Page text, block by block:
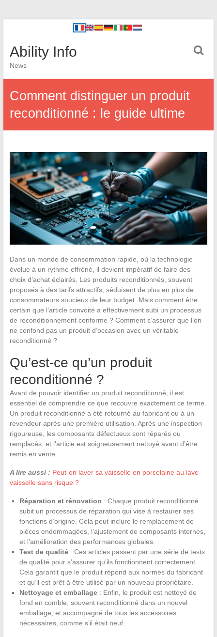
Ability Info
News
Comment distinguer un produit
reconditionné : le guide ultime
Dans un monde de consommation rapide, où la technologie
évolue à un rythme effréné, il devient impératif de faire des
choix d’achat éclairés. Les produits reconditionnés, souvent
proposés à des tarifs attractifs, séduisent de plus en plus de
consommateurs soucieux de leur budget. Mais comment être
certain que l’article convoité a effectivement subi un processus
de reconditionnement conforme ? Comment s’assurer que l’on
ne confond pas un produit d’occasion avec un véritable
reconditionné ?
Qu’est-ce qu’un produit
reconditionné ?
Avant de pouvoir identifier un produit reconditionné, il est
essentiel de comprendre ce que recouvre exactement ce terme.
Un produit reconditionné a été retourné au fabricant ou à un
revendeur après une première utilisation. Après une inspection
rigoureuse, les composants défectueux sont réparés ou
remplacés, et l’article est soigneusement nettoyé avant d’être
remis en vente.
A lire aussi : Peut-on laver sa vaisselle en porcelaine au lave-
vaisselle sans risque ?
Réparation et rénovation : Chaque produit reconditionné
subit un processus de réparation qui vise à restaurer ses
fonctions d’origine. Cela peut inclure le remplacement de
pièces endommagées, l’ajustement de composants internes,
et l’amélioration des performances globales.
Test de qualité: Ces articles passent par une série de tests
de qualité pour s’assurer qu’ils fonctionnent correctement.
Cela garantit que le produit répond aux normes du fabricant
et qu’il est prêt à être utilisé par un nouveau propriétaire.
Nettoyage et emballage: Enfin, le produit est nettoyé de
fond en comble, souvent reconditionné dans un nouvel
emballage, et accompagné de tous les accessoires
nécessaires, comme s’il était neuf.